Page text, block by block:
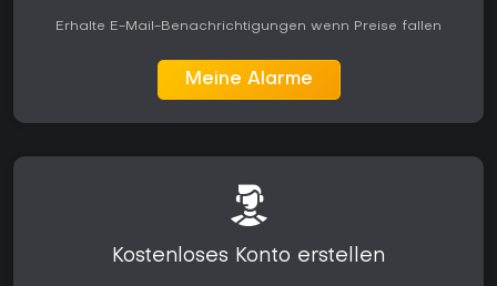
Erhalte E-Mail-Benachrichtigungen wenn Preise fallen
Meine Alarme
Kostenloses Konto erstellen